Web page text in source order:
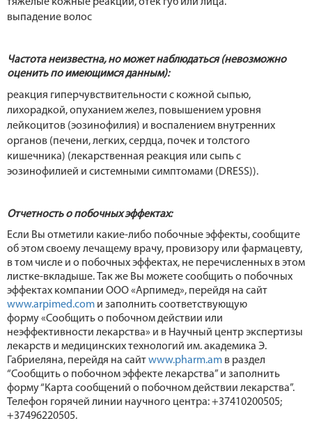
выпадение волос
Частота неизвестна, но может наблюдаться (невозможно
оценить по имеющимся данным):
реакция гиперчувствительности с кожной сыпью,
лихорадкой, опуханием желез, повышением уровня
лейкоцитов (эозинофилия) и воспалением внутренних
органов (печени, легких, сердца, почек и толстого
кишечника) (лекарственная реакция или сыпь с
эозинофилией и системными симптомами (DRESS)).
Отчетность о побочных эффектах:
Если Вы отметили какие-либо побочные эффекты, сообщите
об этом своему лечащему врачу, провизору или фармацевту,
в том числе и о побочных эффектах, не перечисленных в этом
листке-вкладыше. Так же Вы можете сообщить о побочных
эффектах компании ООО «Арпимед», перейдя на сайт
www.arpimed.com и заполнить соответствующую
форму «Сообщить о побочном действии или
неэффективности лекарства» и в Научный центр экспертизы
лекарств и медицинских технологий им. академика Э.
Габриеляна, перейдя на сайтwww.pharm.am в раздел
“Сообщить о побочном эффекте лекарства” и заполнить
форму “Карта сообщений о побочном действии лекарства”.
Телефон горячей линии научного центра: +37410200505;
+37496220505.